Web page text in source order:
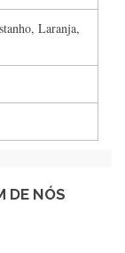
Laranja,
DE NÓS
encomenda